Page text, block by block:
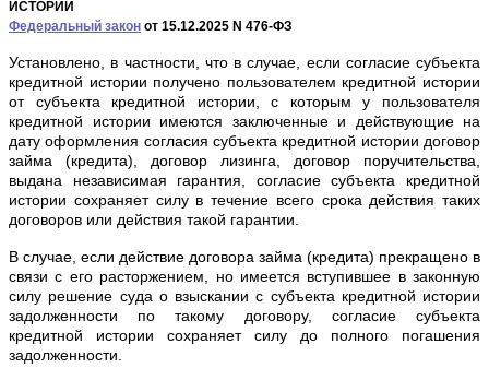
ИСТОРИИ
Федеральный закон от 15.12.2025 N 476-ФЗ
Установлено, в частности, что в случае, если согласие субъекта
кредитной истории получено пользователем кредитной истории
от субъекта кредитной истории, с которым у пользователя
кредитной истории имеются заключенные и действующие на
дату оформления согласия субъекта кредитной истории договор
займа (кредита), договор лизинга, договор поручительства,
выдана независимая гарантия, согласие субъекта кредитной
истории сохраняет силу в течение всего срока действия таких
договоров или действия такой гарантии.
В случае, если действие договора займа (кредита) прекращено в
связи с его расторжением, но имеется вступившее в законную
силу решение суда о взыскании с субъекта кредитной истории
задолженности по такому договору, согласие субъекта
кредитной истории сохраняет силу до полного погашения
задолженности.